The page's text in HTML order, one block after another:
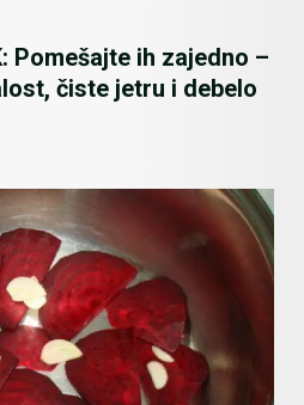
Pomešajte ih zajedno –
čiste jetru i debelo